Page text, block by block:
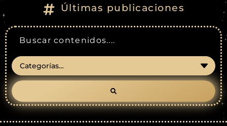
Últimas publicaciones